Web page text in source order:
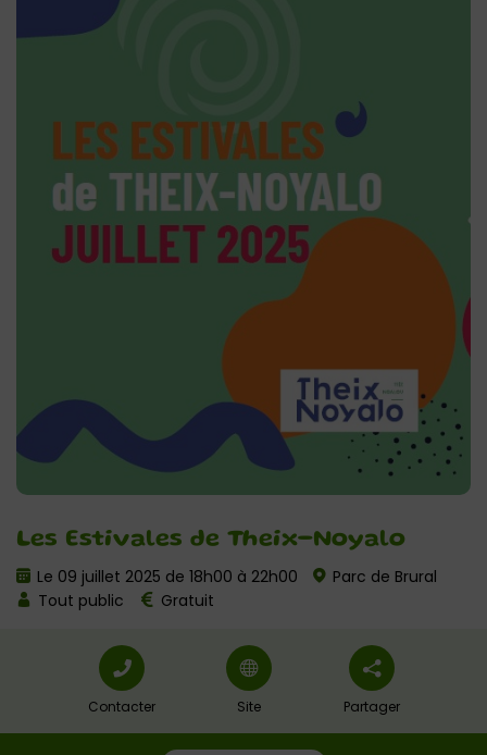
Les Estivales de Theix-Noyalo
Le 09 juillet 2025 de 18h00 à 22h00
Parc de Brural
Tout public
Gratuit
Contacter Site Partager